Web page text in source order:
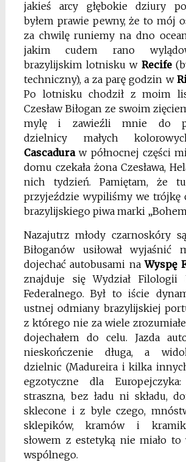
jakieś arcy głębokie dziury
byłem prawie pewny, że to mój
za chwilę runiemy na dno
jakim cudem rano
brazylijskim lotnisku w Recife
techniczny), a za parę godzin w
Po lotnisku chodził z moim
Czesław Biłogan ze swoim
mylę i zawieźli mnie do
dzielnicy małych
Cascaduraw północnej części
domu czekała żona Czesława,
nich tydzień. Pamiętam, że
przyjeździe wypiliśmy we trójkę
brazylijskiego piwa marki
Nazajutrz młody czarnoskóry
Biłoganów usiłował
dojechać autobusami naWyspę
znajduje się Wydział Filologii
Federalnego. Był to iście
ustnej odmiany brazylijskiej
z którego nie za wiele
dojechałem do celu. Jazda
nieskończenie długa, a
dzielnic (Madureira i kilka
egzotyczne dla
straszna, bez ładu ni składu,
sklecone i z byle czego,
sklepików, kramów i
słowem z estetyką nie miało
wspólnego.